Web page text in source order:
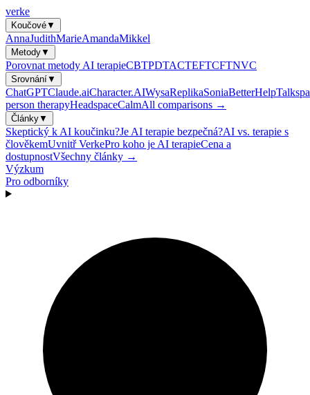
verke
Koučové▼
AnnaJudithMarieAmandaMikkel
Metody▼
Porovnat metody AI terapieCBTPDTACTEFTCFTNVC
Srovnání▼
ChatGPTClaude.aiCharacter.AIWysaReplikaSoniaBetterHelp
person therapyHeadspaceCalmAll comparisons →
Články▼
Skeptický k AI koučinku?Je AI terapie bezpečná?AI vs. terapie s
člověkemUvnitř VerkePro koho je AI terapieCena a
dostupnostVšechny články →
Výzkum
Pro odborníky